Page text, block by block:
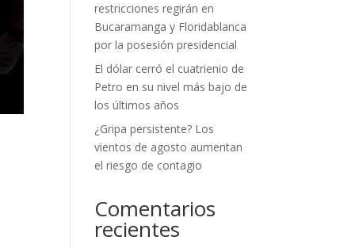
restricciones regirán en
Bucaramanga y Floridablanca
por la posesión presidencial
El dólar cerró el cuatrienio de
Petro en su nivel más bajo de
los últimos años
¿Gripa persistente? Los
vientos de agosto aumentan
el riesgo de contagio
Comentarios
recientes